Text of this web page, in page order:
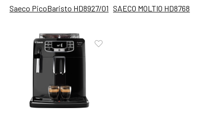
Saeco PicoBaristo HD8927/01 SAECO MOLTIO HD8768